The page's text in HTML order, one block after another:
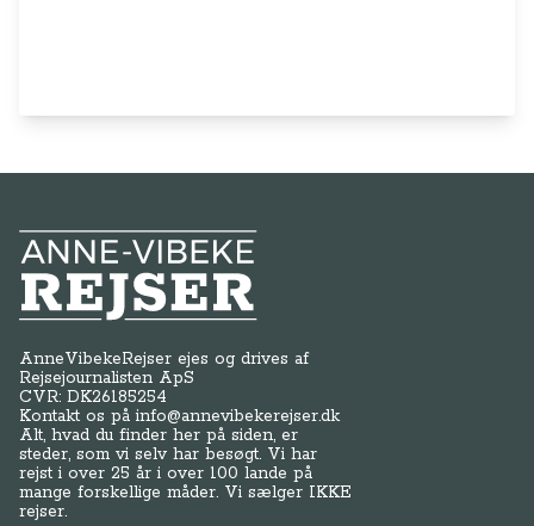
Anne-Vibeke Rejser
AnneVibekeRejser ejes og drives af
Rejsejournalisten ApS
CVR: DK26185254
Kontakt os påinfo@annevibekerejser.dk
Alt, hvad du finder her på siden, er
steder, som vi selv har besøgt. Vi har
rejst i over 25 år i over 100 lande på
mange forskellige måder. Vi sælger IKKE
rejser.